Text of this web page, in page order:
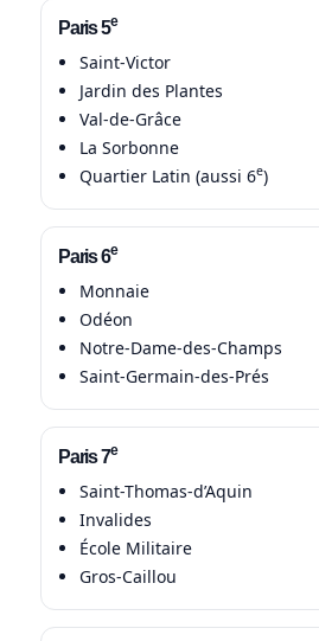
Paris 5e
Saint-Victor
Jardin des Plantes
Val-de-Grâce
La Sorbonne
Quartier Latin (aussi 6e)
Paris 6e
Monnaie
Odéon
Notre-Dame-des-Champs
Saint-Germain-des-Prés
Paris 7e
Saint-Thomas-d’Aquin
Invalides
École Militaire
Gros-Caillou